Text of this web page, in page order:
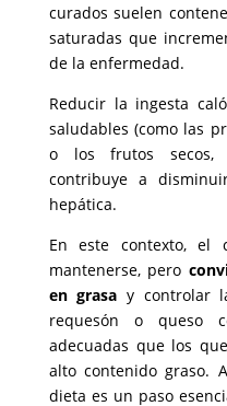
curados suelen
saturadas que
de la enfermedad.
Reducir la ingesta
saludables (como las
o los frutos secos,
contribuye a
hepática.
En este contexto, el
mantenerse, pero
en grasa y controlar
requesón o queso
adecuadas que los
alto contenido graso.
dieta es un paso